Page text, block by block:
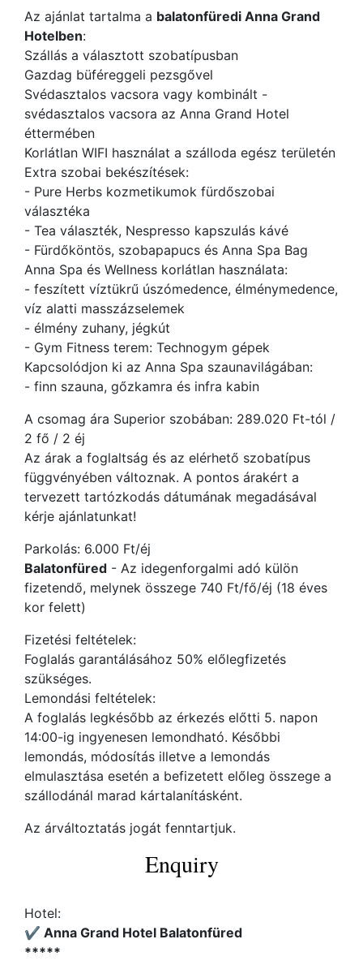
Az ajánlat tartalma a balatonfüredi Anna Grand
Hotelben:
Szállás a választott szobatípusban
Gazdag büféreggeli pezsgővel
Svédasztalos vacsora vagy kombinált -
svédasztalos vacsora az Anna Grand Hotel
éttermében
Korlátlan WIFI használat a szálloda egész területén
Extra szobai bekészítések:
- Pure Herbs kozmetikumok fürdőszobai
választéka
- Tea választék, Nespresso kapszulás kávé
- Fürdőköntös, szobapapucs és Anna Spa Bag
Anna Spa és Wellness korlátlan használata:
- feszített víztükrű úszómedence, élménymedence,
víz alatti masszázselemek
- élmény zuhany, jégkút
- Gym Fitness terem: Technogym gépek
Kapcsolódjon ki az Anna Spa szaunavilágában:
- finn szauna, gőzkamra és infra kabin
A csomag ára Superior szobában: 289.020 Ft-tól /
2 fő / 2 éj
Az árak a foglaltság és az elérhető szobatípus
függvényében változnak. A pontos árakért a
tervezett tartózkodás dátumának megadásával
kérje ajánlatunkat!
Parkolás: 6.000 Ft/éj
Balatonfüred - Az idegenforgalmi adó külön
fizetendő, melynek összege 740 Ft/fő/éj (18 éves
kor felett)
Fizetési feltételek:
Foglalás garantálásához 50% előlegfizetés
szükséges.
Lemondási feltételek:
A foglalás legkésőbb az érkezés előtti 5. napon
14:00-ig ingyenesen lemondható. Későbbi
lemondás, módosítás illetve a lemondás
elmulasztása esetén a befizetett előleg összege a
szállodánál marad kártalanításként.
Az árváltoztatás jogát fenntartjuk.
Enquiry
Hotel:
✔️ Anna Grand Hotel Balatonfüred
*****